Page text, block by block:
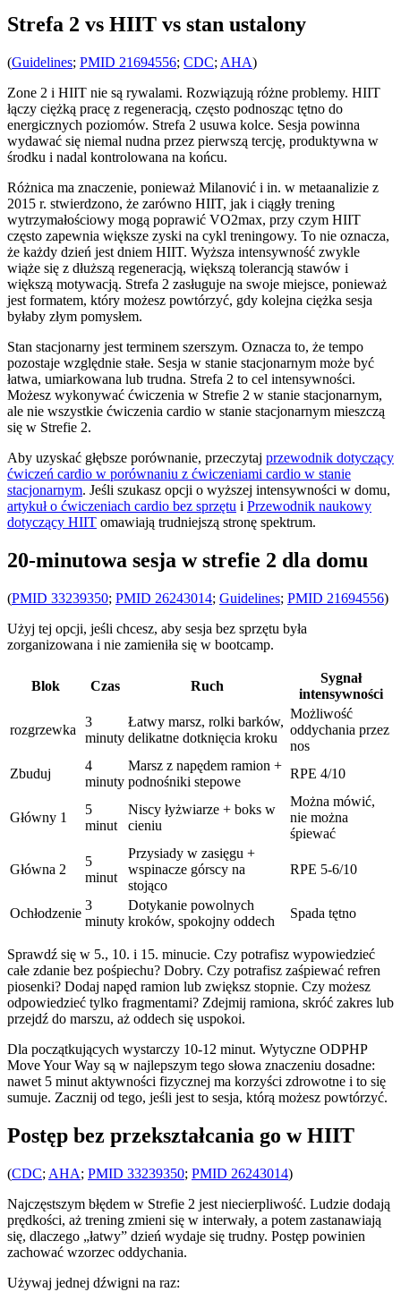
Strefa 2 vs HIIT vs stan ustalony
(Guidelines; PMID 21694556; CDC; AHA)
Zone 2 i HIIT nie są rywalami. Rozwiązują różne problemy. HIIT
łączy ciężką pracę z regeneracją, często podnosząc tętno do
energicznych poziomów. Strefa 2 usuwa kolce. Sesja powinna
wydawać się niemal nudna przez pierwszą tercję, produktywna w
środku i nadal kontrolowana na końcu.
Różnica ma znaczenie, ponieważ Milanović i in. w metaanalizie z
2015 r. stwierdzono, że zarówno HIIT, jak i ciągły trening
wytrzymałościowy mogą poprawić VO2max, przy czym HIIT
często zapewnia większe zyski na cykl treningowy. To nie oznacza,
że każdy dzień jest dniem HIIT. Wyższa intensywność zwykle
wiąże się z dłuższą regeneracją, większą tolerancją stawów i
większą motywacją. Strefa 2 zasługuje na swoje miejsce, ponieważ
jest formatem, który możesz powtórzyć, gdy kolejna ciężka sesja
byłaby złym pomysłem.
Stan stacjonarny jest terminem szerszym. Oznacza to, że tempo
pozostaje względnie stałe. Sesja w stanie stacjonarnym może być
łatwa, umiarkowana lub trudna. Strefa 2 to cel intensywności.
Możesz wykonywać ćwiczenia w Strefie 2 w stanie stacjonarnym,
ale nie wszystkie ćwiczenia cardio w stanie stacjonarnym mieszczą
się w Strefie 2.
Aby uzyskać głębsze porównanie, przeczytaj przewodnik dotyczący
ćwiczeń cardio w porównaniu z ćwiczeniami cardio w stanie
stacjonarnym. Jeśli szukasz opcji o wyższej intensywności w domu,
artykuł o ćwiczeniach cardio bez sprzętu i Przewodnik naukowy
dotyczący HIIT omawiają trudniejszą stronę spektrum.
20-minutowa sesja w strefie 2 dla domu
(PMID 33239350; PMID 26243014; Guidelines; PMID 21694556)
Użyj tej opcji, jeśli chcesz, aby sesja bez sprzętu była
zorganizowana i nie zamieniła się w bootcamp.
Blok Czas Ruch
Sygnał
intensywności
rozgrzewka
3
minuty
Łatwy marsz, rolki barków,
delikatne dotknięcia kroku
Możliwość
oddychania przez
nos
Zbuduj
4
minuty
Marsz z napędem ramion +
podnośniki stepowe
RPE 4/10
Główny 1
5
minut
Niscy łyżwiarze + boks w
cieniu
Można mówić,
nie można
śpiewać
Główna 2
5
minut
Przysiady w zasięgu +
wspinacze górscy na
stojąco
RPE 5-6/10
Ochłodzenie
3
minuty
Dotykanie powolnych
kroków, spokojny oddech
Spada tętno
Sprawdź się w 5., 10. i 15. minucie. Czy potrafisz wypowiedzieć
całe zdanie bez pośpiechu? Dobry. Czy potrafisz zaśpiewać refren
piosenki? Dodaj napęd ramion lub zwiększ stopnie. Czy możesz
odpowiedzieć tylko fragmentami? Zdejmij ramiona, skróć zakres lub
przejdź do marszu, aż oddech się uspokoi.
Dla początkujących wystarczy 10-12 minut. Wytyczne ODPHP
Move Your Way są w najlepszym tego słowa znaczeniu dosadne:
nawet 5 minut aktywności fizycznej ma korzyści zdrowotne i to się
sumuje. Zacznij od tego, jeśli jest to sesja, którą możesz powtórzyć.
Postęp bez przekształcania go w HIIT
(CDC; AHA; PMID 33239350; PMID 26243014)
Najczęstszym błędem w Strefie 2 jest niecierpliwość. Ludzie dodają
prędkości, aż trening zmieni się w interwały, a potem zastanawiają
się, dlaczego „łatwy” dzień wydaje się trudny. Postęp powinien
zachować wzorzec oddychania.
Używaj jednej dźwigni na raz: